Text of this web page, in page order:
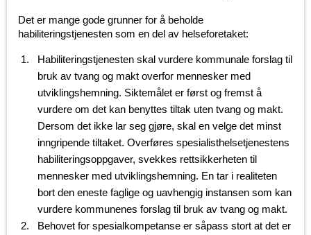
Det er mange gode grunner for å beholde
habiliteringstjenesten som en del av helseforetaket:
Habiliteringstjenesten skal vurdere kommunale forslag til
bruk av tvang og makt overfor mennesker med
utviklingshemning. Siktemålet er først og fremst å
vurdere om det kan benyttes tiltak uten tvang og makt.
Dersom det ikke lar seg gjøre, skal en velge det minst
inngripende tiltaket. Overføres spesialisthelsetjenestens
habiliteringsoppgaver, svekkes rettsikkerheten til
mennesker med utviklingshemning. En tar i realiteten
bort den eneste faglige og uavhengig instansen som kan
vurdere kommunenes forslag til bruk av tvang og makt.
Behovet for spesialkompetanse er såpass stort at det er